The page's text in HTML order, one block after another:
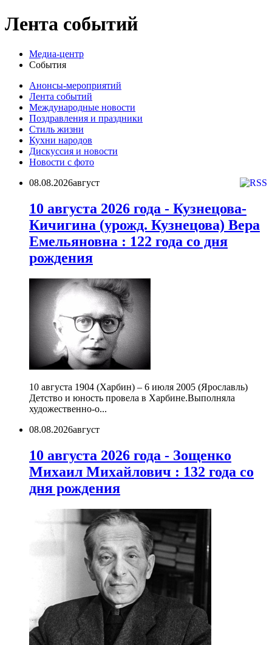
Лента событий
Медиа-центр
События
Анонсы-мероприятий
Лента событий
Международные новости
Поздравления и праздники
Cтиль жизни
Кухни народов
Дискуссия и новости
Новости с фото
08.08.2026август
10 августа 2026 года - Кузнецова-
Кичигина (урожд. Кузнецова) Вера
Емельяновна : 122 года со дня
рождения
10 августа 1904 (Харбин) – 6 июля 2005 (Ярославль)
Детство и юность провела в Харбине.Выполняла
художественно-о...
08.08.2026август
10 августа 2026 года - Зощенко
Михаил Михайлович : 132 года со
дня рождения